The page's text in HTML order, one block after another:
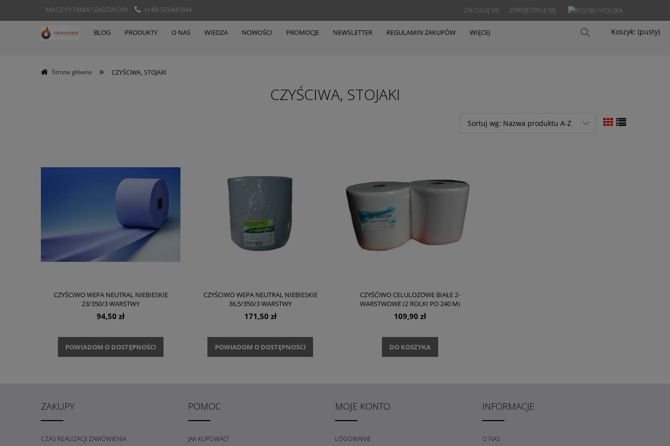
MASZ PYTANIA? ZADZWOŃ! (+48) 533441644 ZAREJESTRUJ SIĘ
ZALOGUJ SIĘ
Koszyk: (pusty)
BLOG PRODUKTY O NAS WIEDZA NOWOŚCI PROMOCJE NEWSLETTER REGULAMIN ZAKUPÓW WIĘCEJ
Strona główna » CZYŚCIWA, STOJAKI
CZYŚCIWA, STOJAKI
Sortuj wg: Nazwa produktu A-Z
CZYŚCIWO WEPA NEUTRAL NIEBIESKIE
23/350/3 WARSTWY
94,50 zł
POWIADOM O DOSTĘPNOŚCI
CZYŚCIWO WEPA NEUTRAL NIEBIESKIE
36,5/350/3 WARSTWY
171,50 zł
POWIADOM O DOSTĘPNOŚCI
CZYŚĆIWO CELULOZOWE BIAŁE 2-
WARSTWOWE (2 ROLKI PO 240 M)
109,90 zł
DO KOSZYKA
ZAKUPY
CZAS REALIZACJI ZAMÓWIENIA
POMOC
JAK KUPOWAĆ?
MOJE KONTO
LOGOWANIE
INFORMACJE
O NAS